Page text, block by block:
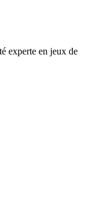
experte en jeux de